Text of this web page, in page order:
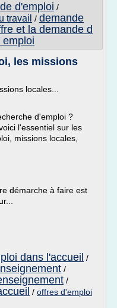
d'emploi /
travail / demande
et la demande d
les missions
locales...
d'emploi ?
l'essentiel sur les
missions locales,
démarche à faire est
dans l'accueil /
/
/
/ offres d'emploi